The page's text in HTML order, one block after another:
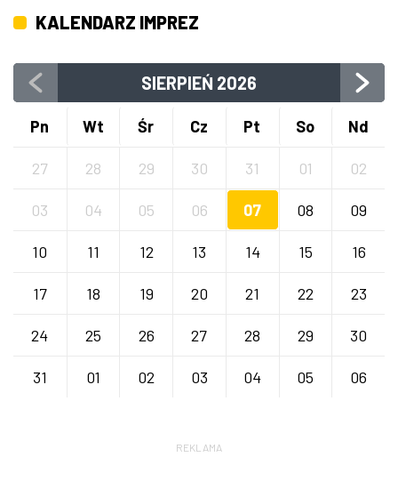
KALENDARZ IMPREZ
SIERPIEŃ 2026
Pn Wt Śr Cz Pt So Nd
27 28 29 30 31 01 02
03 04 05 06 07 08 09
10 11 12 13 14 15 16
17 18 19 20 21 22 23
24 25 26 27 28 29 30
31 01 02 03 04 05 06
REKLAMA